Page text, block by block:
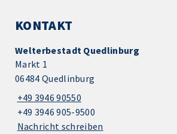
KONTAKT
Welterbestadt Quedlinburg
Markt 1
06484 Quedlinburg
+49 3946 90550
+49 3946 905-9500
Nachricht schreiben